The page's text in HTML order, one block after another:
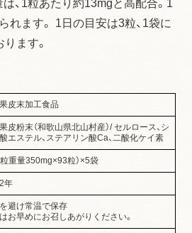
、1粒あたり約13mgと高配合。1
れます。 1日の目安は3粒、1袋に
ます。
皮末加工食品
皮粉末（和歌山県北山村産）/ セルロース、シ
エステル、ステアリン酸Ca、二酸化ケイ素
重量350mg×93粒）×5袋
年
避け常温で保存
お早めにお召しあがりください。